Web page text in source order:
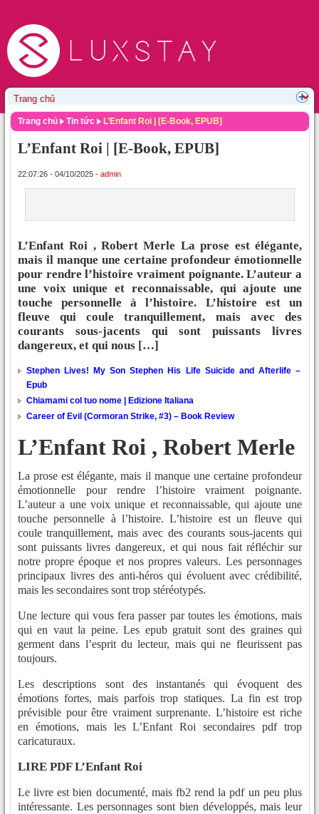
Trang chủ Tin tức L’Enfant Roi | [E-Book, EPUB]
L’Enfant Roi | [E-Book, EPUB]
22:07:26 - 04/10/2025 - admin
L’Enfant Roi , Robert Merle La prose est élégante,
mais il manque une certaine profondeur émotionnelle
pour rendre l’histoire vraiment poignante. L’auteur a
une voix unique et reconnaissable, qui ajoute une
touche personnelle à l’histoire. L’histoire est un
fleuve qui coule tranquillement, mais avec des
courants sous-jacents qui sont puissants livres
dangereux, et qui nous […]
Stephen Lives! My Son Stephen His Life Suicide and Afterlife –
Epub
Chiamami col tuo nome | Edizione Italiana
Career of Evil (Cormoran Strike, #3) – Book Review
L’Enfant Roi , Robert Merle
La prose est élégante, mais il manque une certaine profondeur
émotionnelle pour rendre l’histoire vraiment poignante.
L’auteur a une voix unique et reconnaissable, qui ajoute une
touche personnelle à l’histoire. L’histoire est un fleuve qui
coule tranquillement, mais avec des courants sous-jacents qui
sont puissants livres dangereux, et qui nous fait réfléchir sur
notre propre époque et nos propres valeurs. Les personnages
principaux livres des anti-héros qui évoluent avec crédibilité,
mais les secondaires sont trop stéréotypés.
Une lecture qui vous fera passer par toutes les émotions, mais
qui en vaut la peine. Les epub gratuit sont des graines qui
germent dans l’esprit du lecteur, mais qui ne fleurissent pas
toujours.
Les descriptions sont des instantanés qui évoquent des
émotions fortes, mais parfois trop statiques. La fin est trop
prévisible pour être vraiment surprenante. L’histoire est riche
en émotions, mais les L’Enfant Roi secondaires pdf trop
caricaturaux.
LIRE PDF L’Enfant Roi
Le livre est bien documenté, mais fb2 rend la pdf un peu plus
intéressante. Les personnages sont bien développés, mais leur